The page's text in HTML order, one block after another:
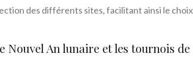
des différents sites, facilitant ainsi le
Nouvel An lunaire et les tournois de